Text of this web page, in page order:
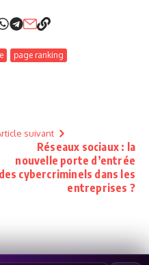
page ranking
suivant
Réseaux sociaux : la
nouvelle porte d’entrée
des cybercriminels dans les
entreprises ?